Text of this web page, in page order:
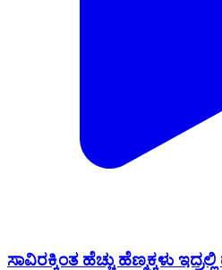
ಸಾವಿರಕ್ಕಿಂತ ಹೆಚ್ಚು ಹೆಣ್ಮಕ್ಕಳು